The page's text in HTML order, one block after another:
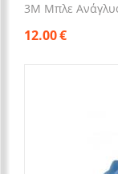
3M Μπλε
12.00€